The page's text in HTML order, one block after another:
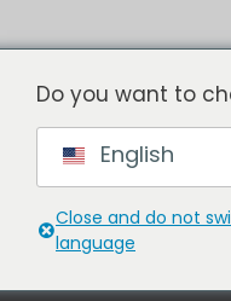
Pas de moules
TRAVAILLER AVEC NOUS
Do you want to
English
Close and do not
language